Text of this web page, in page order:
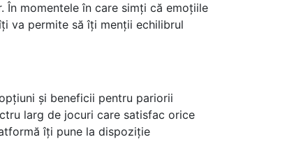
În momentele în care simți că emoțiile
va permite să îți menții echilibrul
și beneficii pentru pariorii
larg de jocuri care satisfac orice
îți pune la dispoziție